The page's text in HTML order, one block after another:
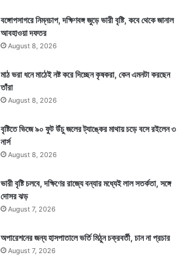
বঙ্গোপসাগরে নিম্নচাপ, দক্ষিণবঙ্গ জুড়ে ভারী বৃষ্টি, কবে থেকে জানাল
আবহাওয়া দফতর
August 8, 2026
মাঠ ভরা ধনে মাঠেই নষ্ট করে দিচ্ছেন কৃষকরা, কেন এমনটা করছেন
তাঁরা
August 8, 2026
বৃষ্টিতে ভিজে ৯০ ফুট উঁচু জলের ট্যাঙ্কের মাথায় চড়ে বসে রইলেন ৩
নার্স
August 8, 2026
ভারী বৃষ্টি চলবে, দক্ষিণের রাজ্যে বন্যার মধ্যেই লাল সতর্কতা, সঙ্গে
দোসর ঝড়
August 7, 2026
অপারেশনের জন্য হাসপাতালে ভর্তি মিঠুন চক্রবর্তী, চান না প্রচার
August 7, 2026